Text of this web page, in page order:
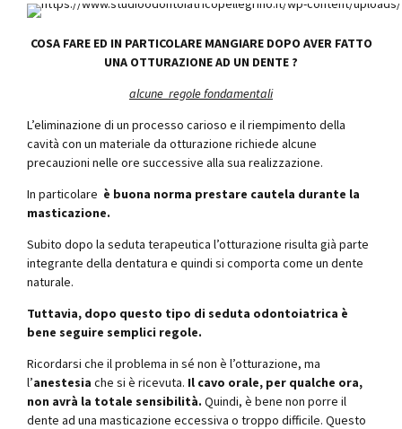
COSA FARE ED IN PARTICOLARE MANGIARE DOPO AVER FATTO
UNA OTTURAZIONE AD UN DENTE ?
alcune regole fondamentali
L’eliminazione di un processo carioso e il riempimento della
cavità con un materiale da otturazione richiede alcune
precauzioni nelle ore successive alla sua realizzazione.
In particolare è buona norma prestare cautela durante la
masticazione.
Subito dopo la seduta terapeutica l’otturazione risulta già parte
integrante della dentatura e quindi si comporta come un dente
naturale.
Tuttavia, dopo questo tipo di seduta odontoiatrica è
bene seguire semplici regole.
Ricordarsi che il problema in sé non è l’otturazione, ma
l’anestesia che si è ricevuta. Il cavo orale, per qualche ora,
non avrà la totale sensibilità. Quindi, è bene non porre il
dente ad una masticazione eccessiva o troppo difficile. Questo